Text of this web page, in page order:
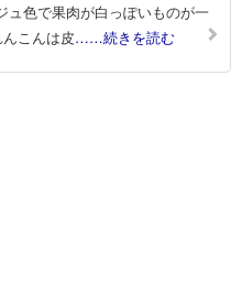
ュ色で果肉が白っぽいものが一
こんは皮……続きを読む